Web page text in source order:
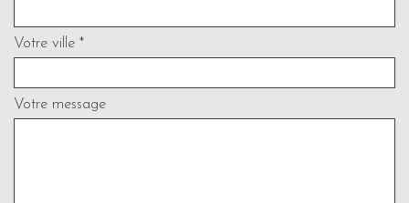
Votre ville *
Votre message